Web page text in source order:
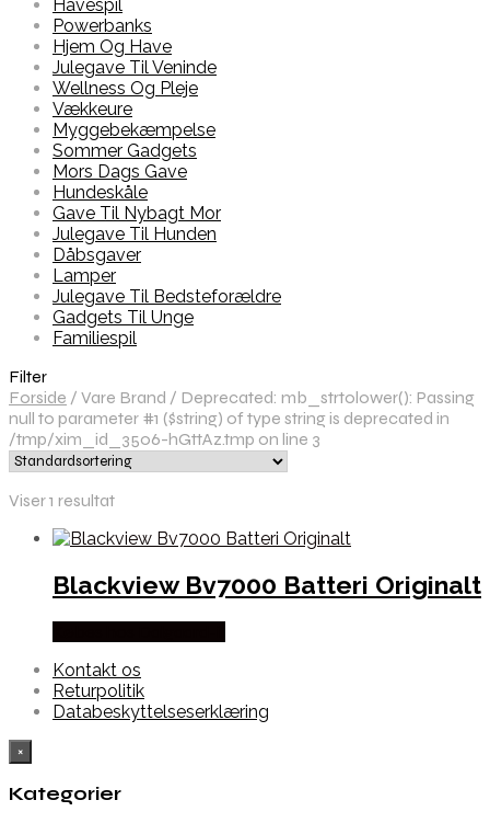
Havespil
Powerbanks
Hjem Og Have
Julegave Til Veninde
Wellness Og Pleje
Vækkeure
Myggebekæmpelse
Sommer Gadgets
Mors Dags Gave
Hundeskåle
Gave Til Nybagt Mor
Julegave Til Hunden
Dåbsgaver
Lamper
Julegave Til Bedsteforældre
Gadgets Til Unge
Familiespil
Filter
Forside / Vare Brand / Deprecated: mb_strtolower(): Passing
null to parameter #1 ($string) of type string is deprecated in
/tmp/xim_id_3506-hGttAz.tmp on line 3
Viser 1 resultat
Blackview Bv7000 Batteri Originalt
Kontakt os
Returpolitik
Databeskyttelseserklæring
×
Kategorier